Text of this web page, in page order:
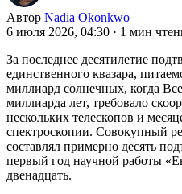
Автор Nadia Okonkwo
6 июля 2026, 04:30 · 1 мин
За последнее десятилетие
единственного квазара,
миллиард солнечных, когда
миллиарда лет, требовало
нескольких телескопов и
спектроскопии. Совокупный
составлял примерно десять
первый год научной работы
двенадцать.